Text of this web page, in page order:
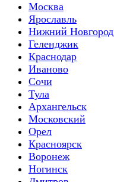
Москва
Ярославль
Нижний Новгород
Геленджик
Краснодар
Иваново
Сочи
Тула
Архангельск
Московский
Орел
Красноярск
Воронеж
Ногинск